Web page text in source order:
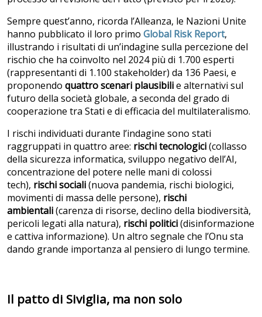
Sempre quest’anno, ricorda l’Alleanza, le Nazioni Unite
hanno pubblicato il loro primo Global Risk Report,
illustrando i risultati di un’indagine sulla percezione del
rischio che ha coinvolto nel 2024 più di 1.700 esperti
(rappresentanti di 1.100 stakeholder) da 136 Paesi, e
proponendo quattro scenari plausibilie alternativi sul
futuro della società globale, a seconda del grado di
cooperazione tra Stati e di efficacia del multilateralismo.
I rischi individuati durante l’indagine sono stati
raggruppati in quattro aree: rischi tecnologici(collasso
della sicurezza informatica, sviluppo negativo dell’AI,
concentrazione del potere nelle mani di colossi
tech), rischi sociali(nuova pandemia, rischi biologici,
movimenti di massa delle persone), rischi
ambientali(carenza di risorse, declino della biodiversità,
pericoli legati alla natura), rischi politici(disinformazione
e cattiva informazione). Un altro segnale che l’Onu sta
dando grande importanza al pensiero di lungo termine.
Il patto di Siviglia, ma non solo